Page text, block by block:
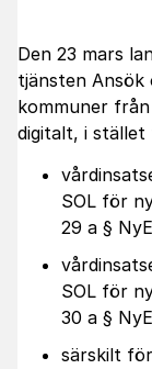
Den 23 mars
tjänsten
kommuner
digitalt, i
SOL för
29 a §
SOL för
30 a §
särskilt